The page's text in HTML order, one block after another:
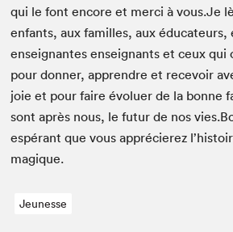
qui le font encore et mer­ci à vous​.Je
enfants, aux familles, aux édu­ca­teurs,
enseignantes enseignants et ceux
pour don­ner, appren­dre et recevoir
joie et pour faire évoluer de la bonne
sont après nous, le futur de nos
espérant que vous apprécierez
magique.
Jeunesse